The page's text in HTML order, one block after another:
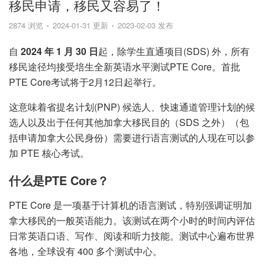
移民申请，移民又容易了！
2874 浏览 2024-01-31 更新 2023-02-03 发布
自 2024 年 1 月 30 日起，除学生直通项目(SDS) 外，所有
移民途径均接受培生全新英语水平测试PTE Core。首批
PTE Core考试将于2月12日起举行。
这意味着省提名计划(PNP) 候选人、快速通道管理计划的候
选人以及出于任何其他加拿大移民目的（SDS 之外）（包
括申请加拿大公民身份）需要进行语言测试的人现在可以参
加 PTE 核心考试。
什么是PTE Core？
PTE Core 是一项基于计算机的语言测试，特别强调证明加
拿大移民的一般英语能力。该测试在两个小时的时间内评估
日常英语口语、写作、阅读和听力技能。测试中心遍布世界
各地，全球设有 400 多个测试中心。